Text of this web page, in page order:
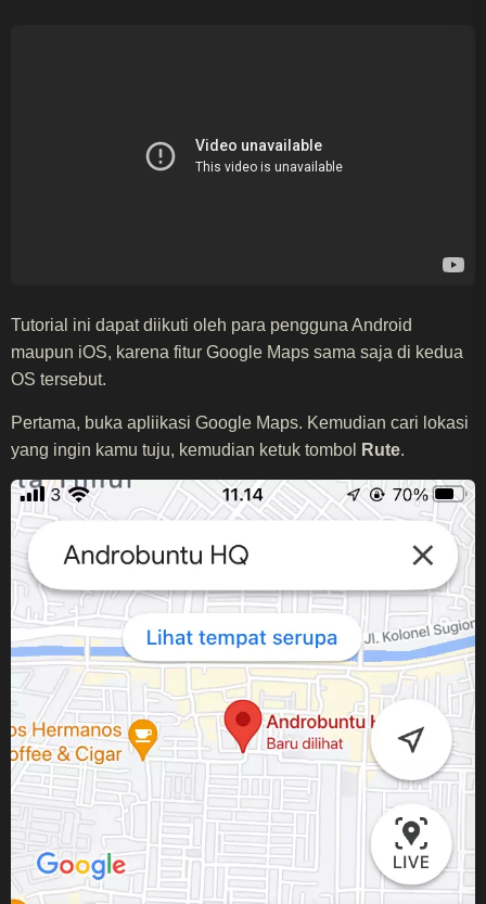
Tutorial ini dapat diikuti oleh para pengguna Android
maupun iOS, karena fitur Google Maps sama saja di kedua
OS tersebut.
Pertama, buka apliikasi Google Maps. Kemudian cari lokasi
yang ingin kamu tuju, kemudian ketuk tombol
Rute.